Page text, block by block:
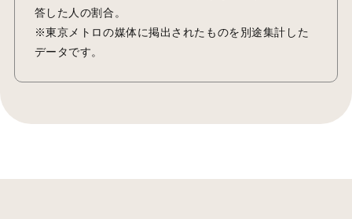
答した人の割合。
※東京メトロの媒体に掲出されたものを別途集計した
データです。